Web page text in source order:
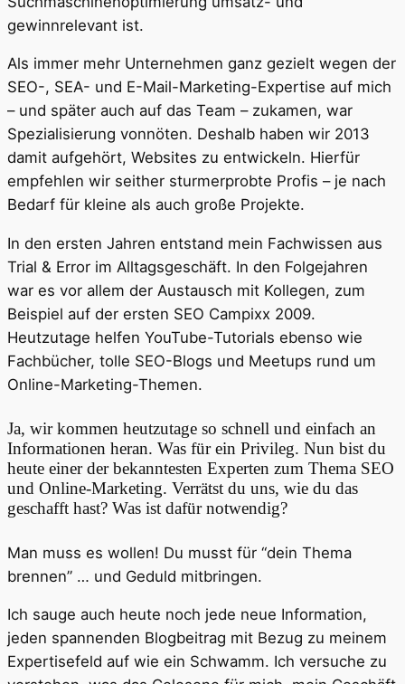
gewinnrelevant ist.
Als immer mehr Unternehmen ganz gezielt wegen der
SEO-, SEA- und E-Mail-Marketing-Expertise auf mich
– und später auch auf das Team – zukamen, war
Spezialisierung vonnöten. Deshalb haben wir 2013
damit aufgehört, Websites zu entwickeln. Hierfür
empfehlen wir seither sturmerprobte Profis – je nach
Bedarf für kleine als auch große Projekte.
In den ersten Jahren entstand mein Fachwissen aus
Trial & Error im Alltagsgeschäft. In den Folgejahren
war es vor allem der Austausch mit Kollegen, zum
Beispiel auf der ersten SEO Campixx 2009.
Heutzutage helfen YouTube-Tutorials ebenso wie
Fachbücher, tolle SEO-Blogs und Meetups rund um
Online-Marketing-Themen.
Ja, wir kommen heutzutage so schnell und einfach an
Informationen heran. Was für ein Privileg. Nun bist du
heute einer der bekanntesten Experten zum Thema SEO
und Online-Marketing. Verrätst du uns, wie du das
geschafft hast? Was ist dafür notwendig?
Man muss es wollen! Du musst für “dein Thema
brennen” … und Geduld mitbringen.
Ich sauge auch heute noch jede neue Information,
jeden spannenden Blogbeitrag mit Bezug zu meinem
Expertisefeld auf wie ein Schwamm. Ich versuche zu